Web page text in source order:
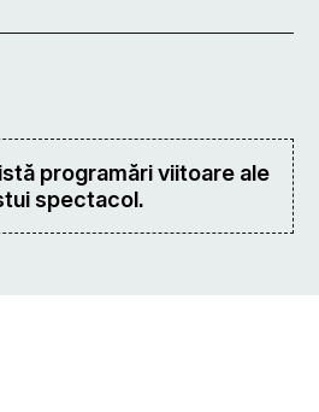
programări viitoare ale
spectacol.